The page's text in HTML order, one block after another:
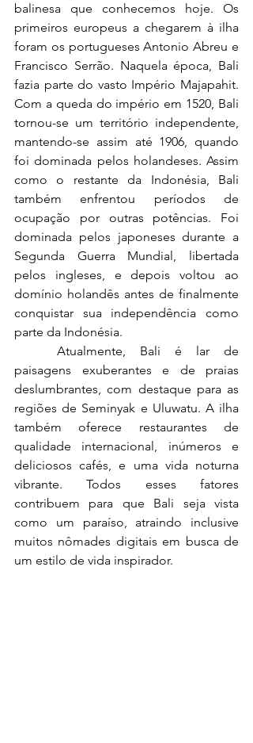
balinesa que conhecemos hoje. Os
primeiros europeus a chegarem à ilha
foram os portugueses Antonio Abreu e
Francisco Serrão. Naquela época, Bali
fazia parte do vasto Império Majapahit.
Com a queda do império em 1520, Bali
tornou-se um território independente,
mantendo-se assim até 1906, quando
foi dominada pelos holandeses. Assim
como o restante da Indonésia, Bali
também enfrentou períodos de
ocupação por outras potências. Foi
dominada pelos japoneses durante a
Segunda Guerra Mundial, libertada
pelos ingleses, e depois voltou ao
domínio holandês antes de finalmente
conquistar sua independência como
parte da Indonésia.
paisagens exuberantes e de praias
deslumbrantes, com destaque para as
regiões de Seminyak e Uluwatu. A ilha
também oferece restaurantes de
qualidade internacional, inúmeros e
deliciosos cafés, e uma vida noturna
vibrante. Todos esses fatores
contribuem para que Bali seja vista
como um paraíso, atraindo inclusive
muitos nômades digitais em busca de
um estilo de vida inspirador.